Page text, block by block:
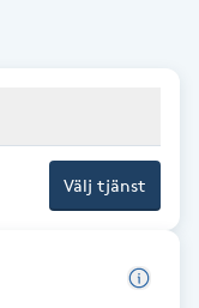
Välj tjänst